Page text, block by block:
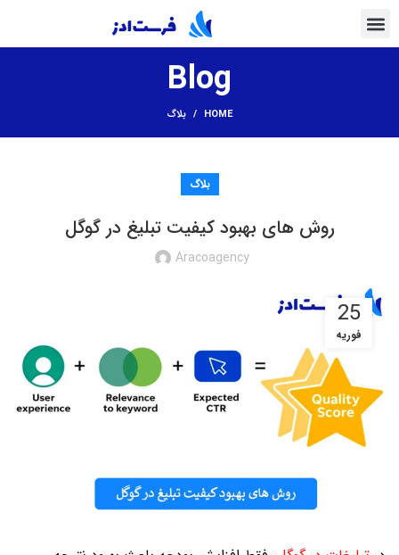
Blog
HOME بلاگ
بلاگ
روش های بهبود کیفیت تبلیغ در گوگل
Aracoagency
25
فوریه